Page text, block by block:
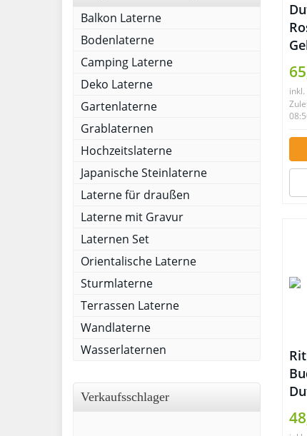
Balkon Laterne
Bodenlaterne
Camping Laterne
Deko Laterne
Gartenlaterne
Grablaternen
Hochzeitslaterne
Japanische Steinlaterne
Laterne für draußen
Laterne mit Gravur
Laternen Set
Orientalische Laterne
Sturmlaterne
Terrassen Laterne
Wandlaterne
Wasserlaternen
Verkaufsschlager